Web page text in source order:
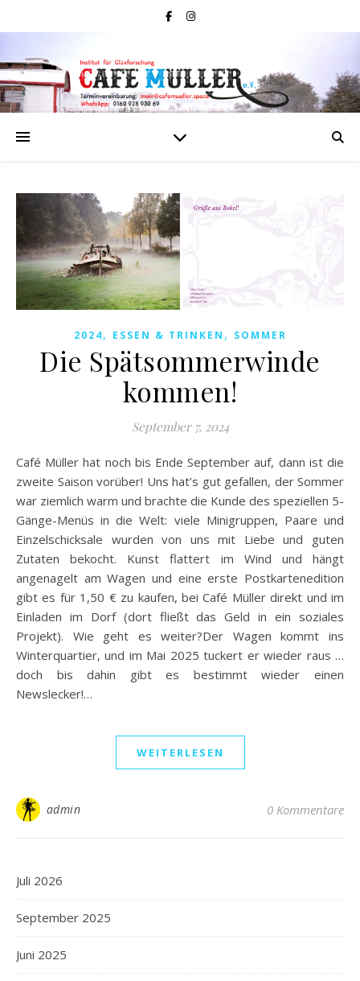
2024, ESSEN & TRINKEN , SOMMER
Die Spätsommerwinde
kommen!
September 7, 2024
Café Müller hat noch bis Ende September auf, dann ist die
zweite Saison vorüber! Uns hat’s gut gefallen, der Sommer
war ziemlich warm und brachte die Kunde des speziellen 5-
Gänge-Menüs in die Welt: viele Minigruppen, Paare und
Einzelschicksale wurden von uns mit Liebe und guten
Zutaten bekocht. Kunst flattert im Wind und hängt
angenagelt am Wagen und eine erste Postkartenedition
gibt es für 1,50 € zu kaufen, bei Café Müller direkt und im
Einladen im Dorf (dort fließt das Geld in ein soziales
Projekt). Wie geht es weiter?Der Wagen kommt ins
Winterquartier, und im Mai 2025 tuckert er wieder raus …
doch bis dahin gibt es bestimmt wieder einen
Newslecker!…
WEITERLESEN
admin 0 Kommentare
Juli 2026
September 2025
Juni 2025